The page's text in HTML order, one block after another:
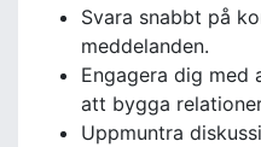
Svara snabbt på
meddelanden.
Engagera dig med
att bygga
Uppmuntra